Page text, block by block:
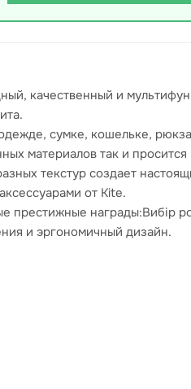
качественный и
сумке, кошельке,
материалов так и просится
текстур создает
от Kite.
награды:Вибір
и эргономичный дизайн.